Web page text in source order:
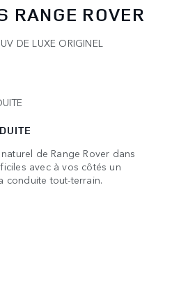
RANGE ROVER
DE LUXE ORIGINEL
de Range Rover dans
avec à vos côtés un
conduite tout-terrain.